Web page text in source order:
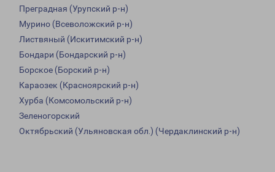
Преградная (Урупский р-н)
Мурино (Всеволожский р-н)
Листвяный (Искитимский р-н)
Бондари (Бондарский р-н)
Борское (Борский р-н)
Караозек (Красноярский р-н)
Хурба (Комсомольский р-н)
Зеленогорский
Октябрьский (Ульяновская обл.) (Чердаклинский р-н)